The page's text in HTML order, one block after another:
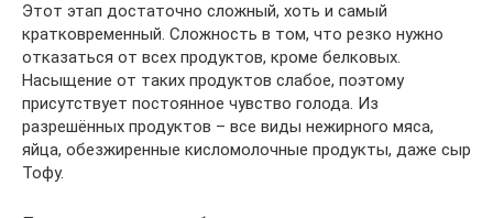
Этот этап достаточно сложный, хоть и самый
кратковременный. Сложность в том, что резко нужно
отказаться от всех продуктов, кроме белковых.
Насыщение от таких продуктов слабое, поэтому
присутствует постоянное чувство голода. Из
разрешённых продуктов – все виды нежирного мяса,
яйца, обезжиренные кисломолочные продукты, даже сыр
Тофу.